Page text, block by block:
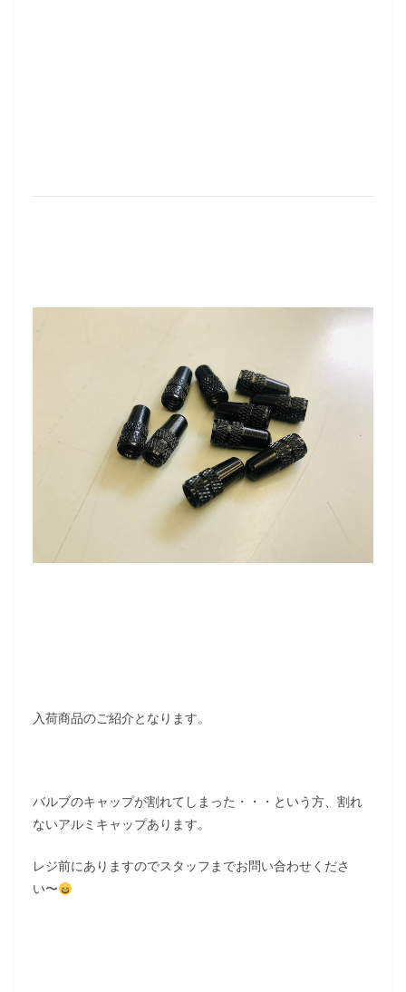
入荷商品のご紹介となります。
バルブのキャップが割れてしまった・・・という方、割れ
ないアルミキャップあります。
レジ前にありますのでスタッフまでお問い合わせくださ
い〜